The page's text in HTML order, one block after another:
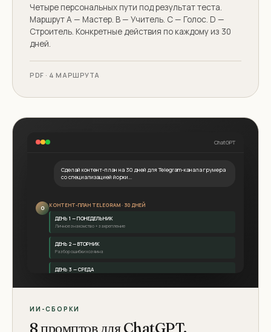
Четыре персональных пути под результат теста.
Маршрут A — Мастер. B — Учитель. C — Голос. D —
Строитель. Конкретные действия по каждому из 30
дней.
PDF · 4 МАРШРУТА
ChatGPT
Сделай контент-план на 30 дней для Telegram-канала грумера
со специализацией йорки...
G
КОНТЕНТ-ПЛАН TELEGRAM · 30 ДНЕЙ
ДЕНЬ 1 — ПОНЕДЕЛЬНИК
Личное знакомство + закрепление
ДЕНЬ 2 — ВТОРНИК
Разбор ошибки хозяина
ДЕНЬ 3 — СРЕДА
ИИ-СБОРКИ
8 промптов для ChatGPT.